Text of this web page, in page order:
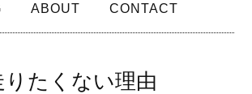
ABOUT CONTACT
りたくない理由